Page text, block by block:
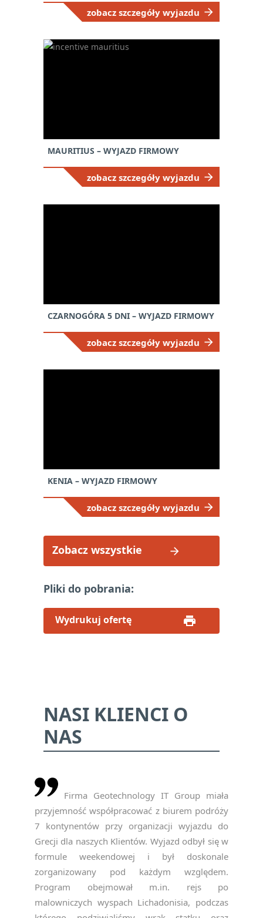
NEWSLETTER
— ZAPISZ SIĘ, ABY
OTRZYMYWAĆ
NAJNOWSZE
INFORMACJE
zobacz szczegóły wyjazdu
MAURITIUS – WYJAZD FIRMOWY
zobacz szczegóły wyjazdu
CZARNOGÓRA 5 DNI – WYJAZD FIRMOWY
zobacz szczegóły wyjazdu
KENIA – WYJAZD FIRMOWY
zobacz szczegóły wyjazdu
Zobacz wszystkie
Pliki do pobrania:
Wydrukuj ofertę
NASI KLIENCI O
NAS
Firma Geotechnology IT Group miała
przyjemność współpracować z biurem podróży
7 kontynentów przy organizacji wyjazdu do
Grecji dla naszych Klientów. Wyjazd odbył się w
formule weekendowej i był doskonale
zorganizowany pod każdym względem.
Program obejmował m.in. rejs po
malowniczych wyspach Lichadonisia, podczas